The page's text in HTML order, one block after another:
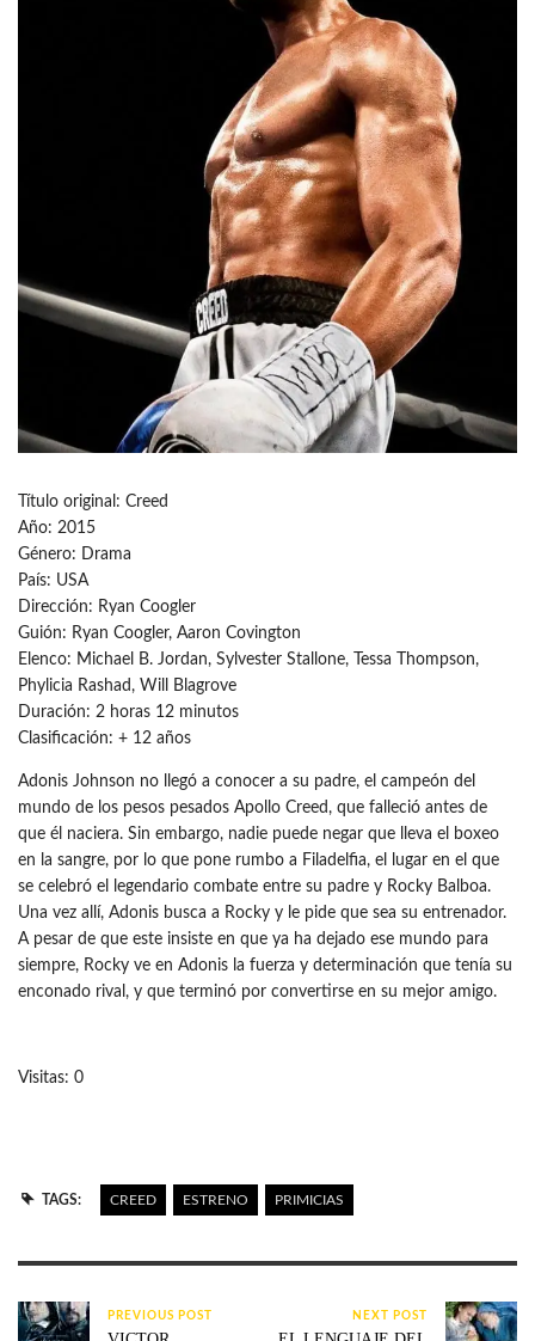
Título original: Creed
Año: 2015
Género: Drama
País: USA
Dirección: Ryan Coogler
Guión: Ryan Coogler, Aaron Covington
Elenco: Michael B. Jordan, Sylvester Stallone, Tessa Thompson,
Phylicia Rashad, Will Blagrove
Duración: 2 horas 12 minutos
Clasificación: + 12 años
Adonis Johnson no llegó a conocer a su padre, el campeón del
mundo de los pesos pesados Apollo Creed, que falleció antes de
que él naciera. Sin embargo, nadie puede negar que lleva el boxeo
en la sangre, por lo que pone rumbo a Filadelfia, el lugar en el que
se celebró el legendario combate entre su padre y Rocky Balboa.
Una vez allí, Adonis busca a Rocky y le pide que sea su entrenador.
A pesar de que este insiste en que ya ha dejado ese mundo para
siempre, Rocky ve en Adonis la fuerza y determinación que tenía su
enconado rival, y que terminó por convertirse en su mejor amigo.
Visitas: 0
TAGS: CREED ESTRENO PRIMICIAS
PREVIOUS POST NEXT POST